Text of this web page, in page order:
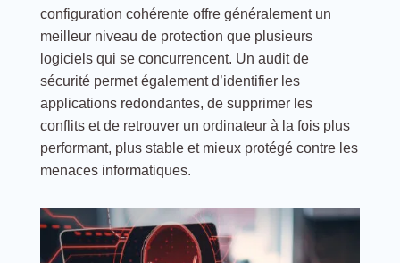
configuration cohérente offre généralement un
meilleur niveau de protection que plusieurs
logiciels qui se concurrencent. Un audit de
sécurité permet également d’identifier les
applications redondantes, de supprimer les
conflits et de retrouver un ordinateur à la fois plus
performant, plus stable et mieux protégé contre les
menaces informatiques.